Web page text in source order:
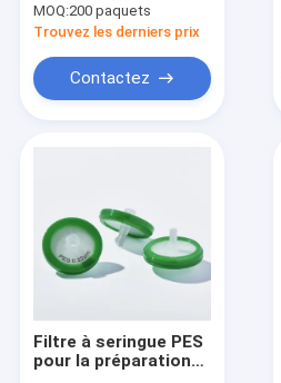
MOQ:200 paquets
Trouvez les derniers prix
Contactez
Filtre à seringue PES
pour la préparation